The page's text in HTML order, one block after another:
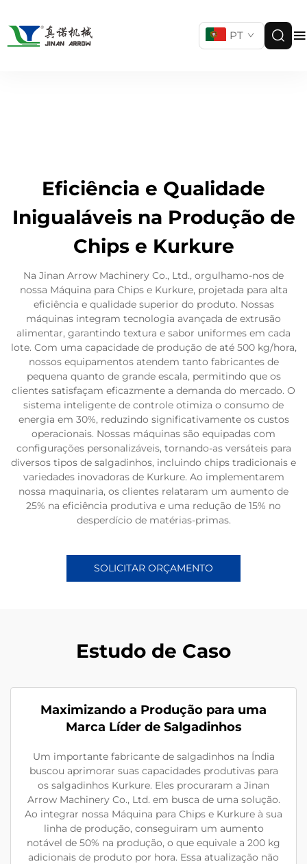
PT
Eficiência e Qualidade
Inigualáveis na Produção de
Chips e Kurkure
Na Jinan Arrow Machinery Co., Ltd., orgulhamo-nos de
nossa Máquina para Chips e Kurkure, projetada para alta
eficiência e qualidade superior do produto. Nossas
máquinas integram tecnologia avançada de extrusão
alimentar, garantindo textura e sabor uniformes em cada
lote. Com uma capacidade de produção de até 500 kg/hora,
nossos equipamentos atendem tanto fabricantes de
pequena quanto de grande escala, permitindo que os
clientes satisfaçam eficazmente a demanda do mercado. O
sistema inteligente de controle otimiza o consumo de
energia em 30%, reduzindo significativamente os custos
operacionais. Nossas máquinas são equipadas com
configurações personalizáveis, tornando-as versáteis para
diversos tipos de salgadinhos, incluindo chips tradicionais e
variedades inovadoras de Kurkure. Ao implementarem
nossa maquinaria, os clientes relataram um aumento de
25% na eficiência produtiva e uma redução de 15% no
desperdício de matérias-primas.
SOLICITAR ORÇAMENTO
Estudo de Caso
Maximizando a Produção para uma
Marca Líder de Salgadinhos
Um importante fabricante de salgadinhos na Índia
buscou aprimorar suas capacidades produtivas para
os salgadinhos Kurkure. Eles procuraram a Jinan
Arrow Machinery Co., Ltd. em busca de uma solução.
Ao integrar nossa Máquina para Chips e Kurkure à sua
linha de produção, conseguiram um aumento
notável de 50% na produção, o que equivale a 200 kg
adicionais de produto por hora. Essa atualização não